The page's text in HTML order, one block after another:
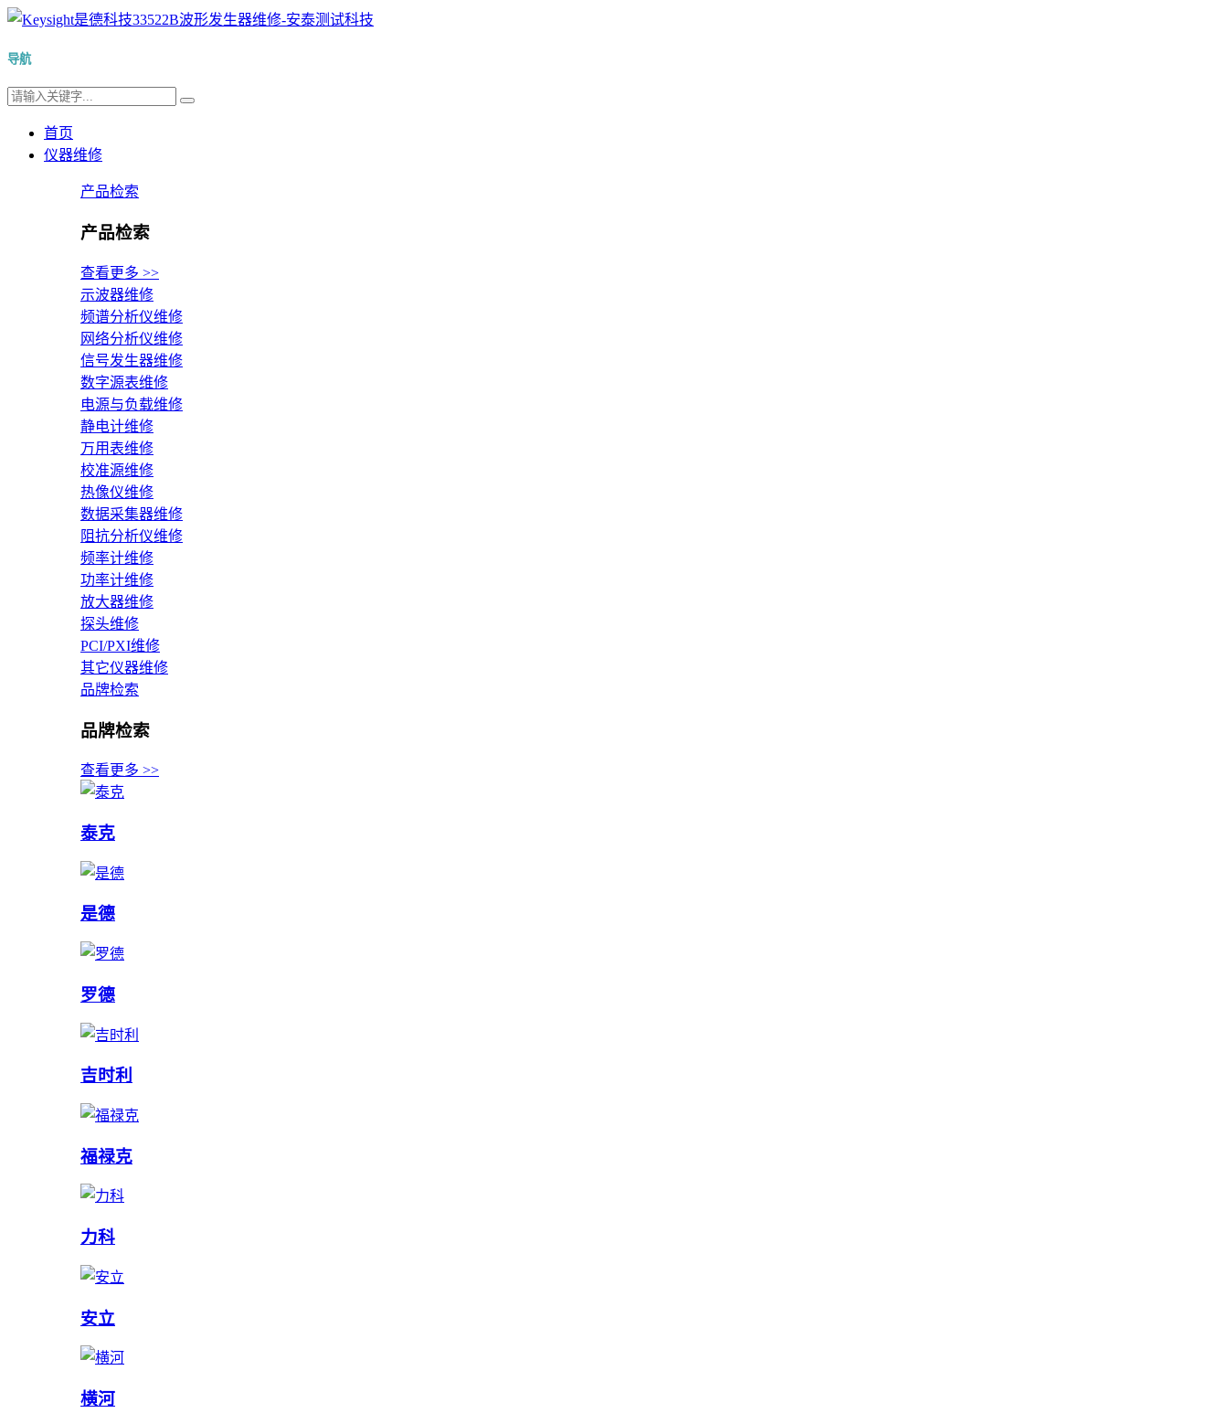
导航
首页
仪器维修
产品检索
产品检索
查看更多 >>
示波器维修
频谱分析仪维修
网络分析仪维修
信号发生器维修
数字源表维修
电源与负载维修
静电计维修
万用表维修
校准源维修
热像仪维修
数据采集器维修
阻抗分析仪维修
频率计维修
功率计维修
放大器维修
探头维修
PCI/PXI维修
其它仪器维修
品牌检索
品牌检索
查看更多 >>
泰克
是德
罗德
吉时利
福禄克
力科
安立
横河